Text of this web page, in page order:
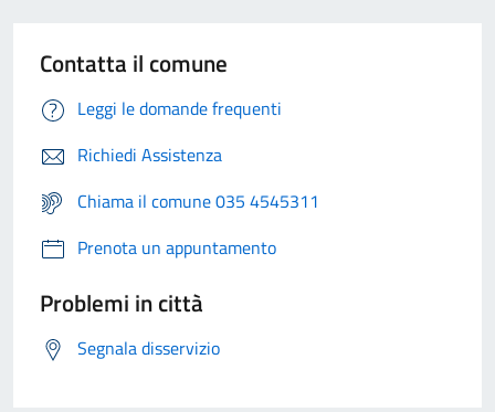
Contatta il comune
Leggi le domande frequenti
Richiedi Assistenza
Chiama il comune 035 4545311
Prenota un appuntamento
Problemi in città
Segnala disservizio